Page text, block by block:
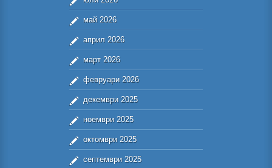
май 2026
април 2026
март 2026
февруари 2026
декември 2025
ноември 2025
октомври 2025
септември 2025